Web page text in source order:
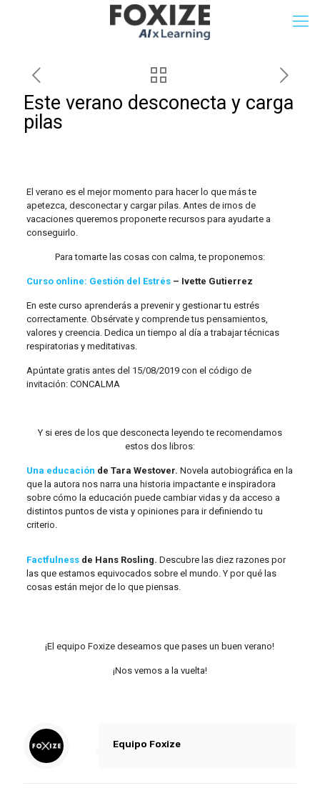
Este verano desconecta y carga
pilas
El verano es el mejor momento para hacer lo que más te
apetezca, desconectar y cargar pilas. Antes de irnos de
vacaciones queremos proponerte recursos para ayudarte a
conseguirlo.
Para tomarte las cosas con calma, te proponemos:
Curso online: Gestión del Estrés– Ivette Gutierrez
En este curso aprenderás a prevenir y gestionar tu estrés
correctamente. Obsérvate y comprende tus pensamientos,
valores y creencia. Dedica un tiempo al día a trabajar técnicas
respiratorias y meditativas.
Apúntate gratis antes del 15/08/2019 con el código de
invitación: CONCALMA
Y si eres de los que desconecta leyendo te recomendamos
estos dos libros:
Una educación de Tara Westover. Novela autobiográfica en la
que la autora nos narra una historia impactante e inspiradora
sobre cómo la educación puede cambiar vidas y da acceso a
distintos puntos de vista y opiniones para ir definiendo tu
criterio.
Factfulnessde Hans Rosling. Descubre las diez razones por
las que estamos equivocados sobre el mundo. Y por qué las
cosas están mejor de lo que piensas.
¡El equipo Foxize deseamos que pases un buen verano!
¡Nos vemos a la vuelta!
Equipo Foxize